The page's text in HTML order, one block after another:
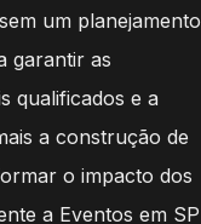
um planejamento
garantir as
qualificados e a
a construção de
o impacto dos
a Eventos em SP